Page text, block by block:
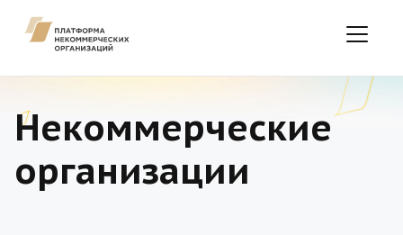
Некоммерческие
организации